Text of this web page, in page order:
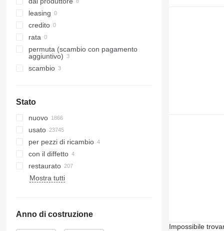
FM 460
FM 480
leasing
credito
rata
permuta (scambio con pagamento
aggiuntivo)
scambio
Stato
nuovo
usato
per pezzi di ricambio
con il diffetto
restaurato
Mostra tutti
Anno di costruzione
Impossibile